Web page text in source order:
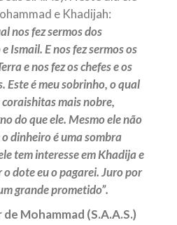
e Khadijah:
nos fez sermos dos
Ismail. E nos fez sermos os
e nos fez os chefes e os
Este é meu sobrinho, o qual
mais nobre,
do que ele. Mesmo ele não
dinheiro é uma sombra
tem interesse em Khadija e
o dote eu o pagarei. Juro por
grande prometido”.
Mohammad (S.A.A.S.)